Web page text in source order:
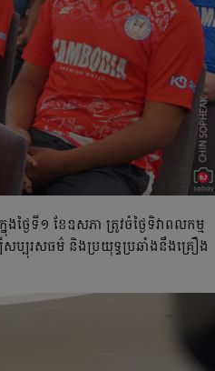
ងៃ​ទី១ ខែ​ឧសភា ត្រូវ​ចំ​ថ្ងៃ​ទិវា​ពលកម្ម​
សប្បុរសធម៌ និង​ប្រយុទ្ធប្រឆាំង​នឹង​គ្រឿង​